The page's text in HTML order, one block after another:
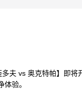
夫 vs 奥克特帕】即
验。